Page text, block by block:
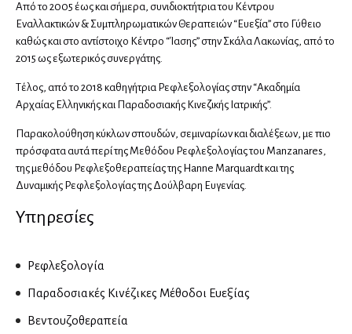
Ειδικοί καρδιολόγοι
Καρδιαγγειακή απεικόνιση
Παιδοκαρδιολόγοι
Καρδιοχειρουργοί
Νευρολόγοι
Νευροχειρουργοί
Λειτουργική νευροχειρουργική
Χειρουργοί σπονδυλικής στήλης
Από το 2005 έως και σήμερα, συνιδιοκτήτρια του Κέντρου
Εναλλακτικών & Συμπληρωματικών Θεραπειών “Ευεξία” στο Γύθειο
καθώς και στο αντίστοιχο Κέντρο “Ίασης” στην Σκάλα Λακωνίας, από το
2015 ως εξωτερικός συνεργάτης.
Τέλος, από το 2018 καθηγήτρια Ρεφλεξολογίας στην “Ακαδημία
Αρχαίας Ελληνικής και Παραδοσιακής Κινεζικής Ιατρικής”.
Παρακολούθηση κύκλων σπουδών, σεμιναρίων και διαλέξεων, με πιο
πρόσφατα αυτά περί της Μεθόδου Ρεφλεξολογίας του Manzanares,
της μεθόδου Ρεφλεξοθεραπείας της Hanne Marquardt και της
Δυναμικής Ρεφλεξολογίας της Δούλβαρη Ευγενίας.
Υπηρεσίες
Ρεφλεξολογία
Παραδοσιακές Κινέζικες Μέθοδοι Ευεξίας
Βεντουζοθεραπεία